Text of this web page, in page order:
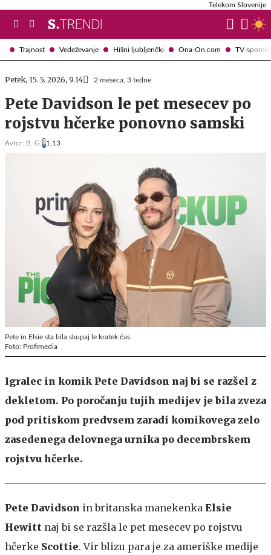
Trajnost Vedeževanje Hišni ljubljenčki Ona-On.com TV-spored
Telekom Slovenije
Petek, 15. 5. 2026, 9.14 2 meseca, 3 tedne
Pete Davidson le pet mesecev po
rojstvu hčerke ponovno samski
Avtor: B. G. 1,13
Pete in Elsie sta bila skupaj le kratek čas.
Foto: Profimedia
Igralec in komik Pete Davidson naj bi se razšel z
dekletom. Po poročanju tujih medijev je bila zveza
pod pritiskom predvsem zaradi komikovega zelo
zasedenega delovnega urnika po decembrskem
rojstvu hčerke.
Pete Davidson in britanska manekenka Elsie
Hewitt naj bi se razšla le pet mesecev po rojstvu
hčerke Scottie. Vir blizu para je za ameriške medije